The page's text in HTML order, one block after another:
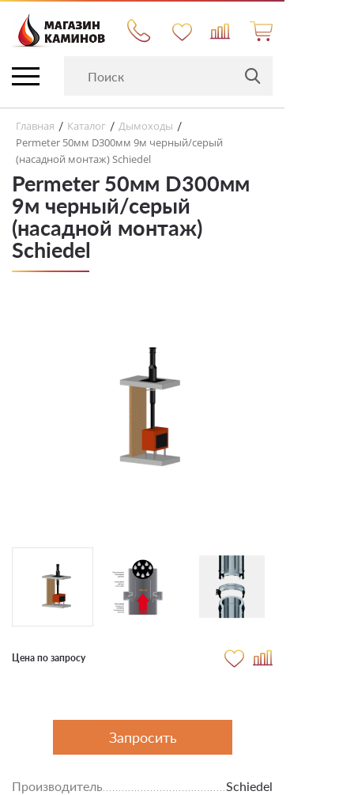
Главная / Каталог / Дымоходы /
Permeter 50мм D300мм 9м черный/серый
(насадной монтаж) Schiedel
Permeter 50мм D300мм
9м черный/серый
(насадной монтаж)
Schiedel
Цена по запросу
Запросить
Производитель
Schiedel